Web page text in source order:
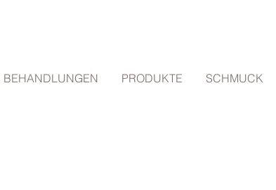
BEHANDLUNGEN PRODUKTE SCHMUCK